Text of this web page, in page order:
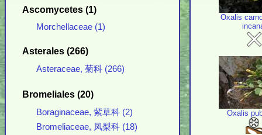
Ascomycetes (1)
Morchellaceae (1)
Asterales (266)
Asteraceae, 菊科 (266)
Bromeliales (20)
Boraginaceae, 紫草科 (2)
Bromeliaceae, 凤梨科 (18)
Oxalis
Oxalis